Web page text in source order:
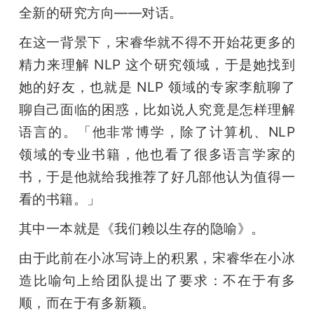
全新的研究方向——对话。
在这一背景下，宋睿华就不得不开始花更多的
精力来理解 NLP 这个研究领域，于是她找到
她的好友，也就是 NLP 领域的专家李航聊了
聊自己面临的困惑，比如说人究竟是怎样理解
语言的。「他非常博学，除了计算机、NLP
领域的专业书籍，他也看了很多语言学家的
书，于是他就给我推荐了好几部他认为值得一
看的书籍。」
其中一本就是《我们赖以生存的隐喻》。
由于此前在小冰写诗上的积累，宋睿华在小冰
造比喻句上给团队提出了要求：不在于有多
顺，而在于有多新颖。